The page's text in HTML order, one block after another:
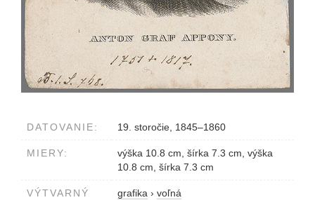
DATOVANIE: 19. storočie, 1845–1860
MIERY:
výška 10.8 cm, šírka 7.3 cm, výška
10.8 cm, šírka 7.3 cm
VÝTVARNÝ
grafika › voľná